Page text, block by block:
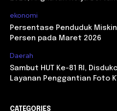
ekonomi
Persentase Penduduk
Persen pada Maret 2026
Daerah
Sambut HUT Ke-81 RI,
Layanan Penggantian Foto
CATEGORIES